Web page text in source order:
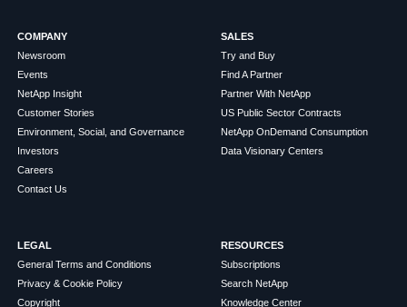
COMPANY
Newsroom
Events
NetApp Insight
Customer Stories
Environment, Social, and Governance
Investors
Careers
Contact Us
SALES
Try and Buy
Find A Partner
Partner With NetApp
US Public Sector Contracts
NetApp OnDemand Consumption
Data Visionary Centers
LEGAL
General Terms and Conditions
Privacy & Cookie Policy
Copyright
RESOURCES
Subscriptions
Search NetApp
Knowledge Center